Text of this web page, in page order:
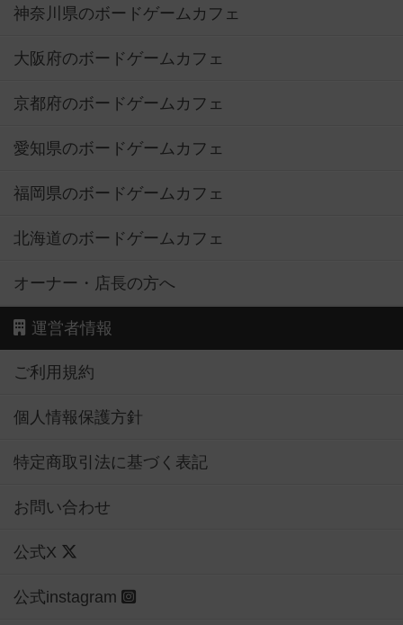
神奈川県のボードゲームカフェ
大阪府のボードゲームカフェ
京都府のボードゲームカフェ
愛知県のボードゲームカフェ
福岡県のボードゲームカフェ
北海道のボードゲームカフェ
オーナー・店長の方へ
運営者情報
ご利用規約
個人情報保護方針
特定商取引法に基づく表記
お問い合わせ
公式X
公式instagram